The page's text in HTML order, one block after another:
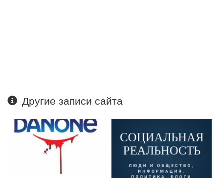
Другие записи сайта